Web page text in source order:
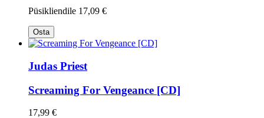
Püsikliendile 17,09 €
Osta
Judas Priest
Screaming For Vengeance [CD]
17,99 €